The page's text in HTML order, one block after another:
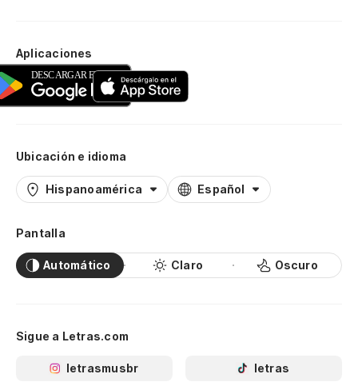
Aplicaciones
Ubicación e idioma
Hispanoamérica Español
Pantalla
Automático Claro Oscuro
Sigue a Letras.com
letrasmusbr letras